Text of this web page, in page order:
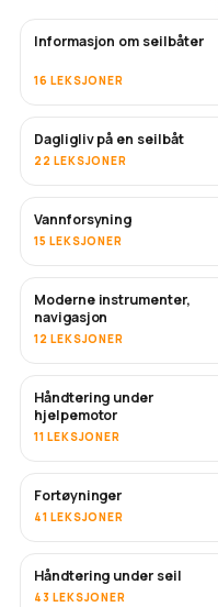
Informasjon om seilbåter
16 LEKSJONER
Dagligliv på en seilbåt
22 LEKSJONER
Vannforsyning
15 LEKSJONER
Moderne instrumenter,
navigasjon
12 LEKSJONER
Håndtering under
hjelpemotor
11 LEKSJONER
Fortøyninger
41 LEKSJONER
Håndtering under seil
43 LEKSJONER